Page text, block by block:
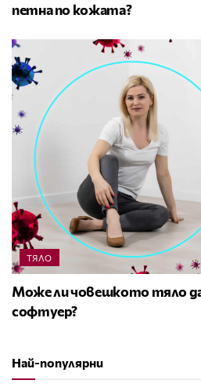
петна по кожата?
ТЯЛО
Може ли човешкото тяло
софтуер?
Най-популярни